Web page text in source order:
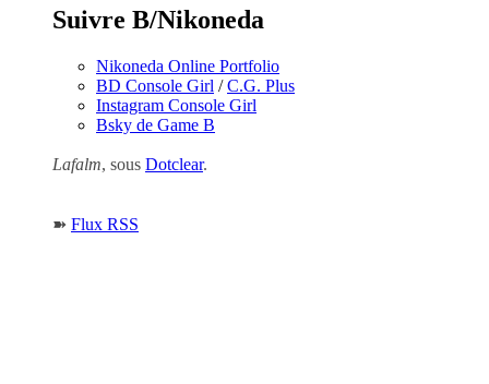
Suivre B/Nikoneda
Nikoneda Online Portfolio
BD Console Girl /C.G. Plus
Instagram Console Girl
Bsky de Game B
Lafalm, sous Dotclear.
➽ Flux RSS